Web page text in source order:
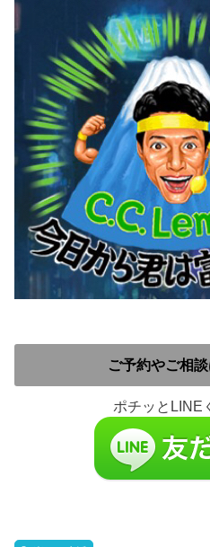
ご予約やご相
ポチッとLINE